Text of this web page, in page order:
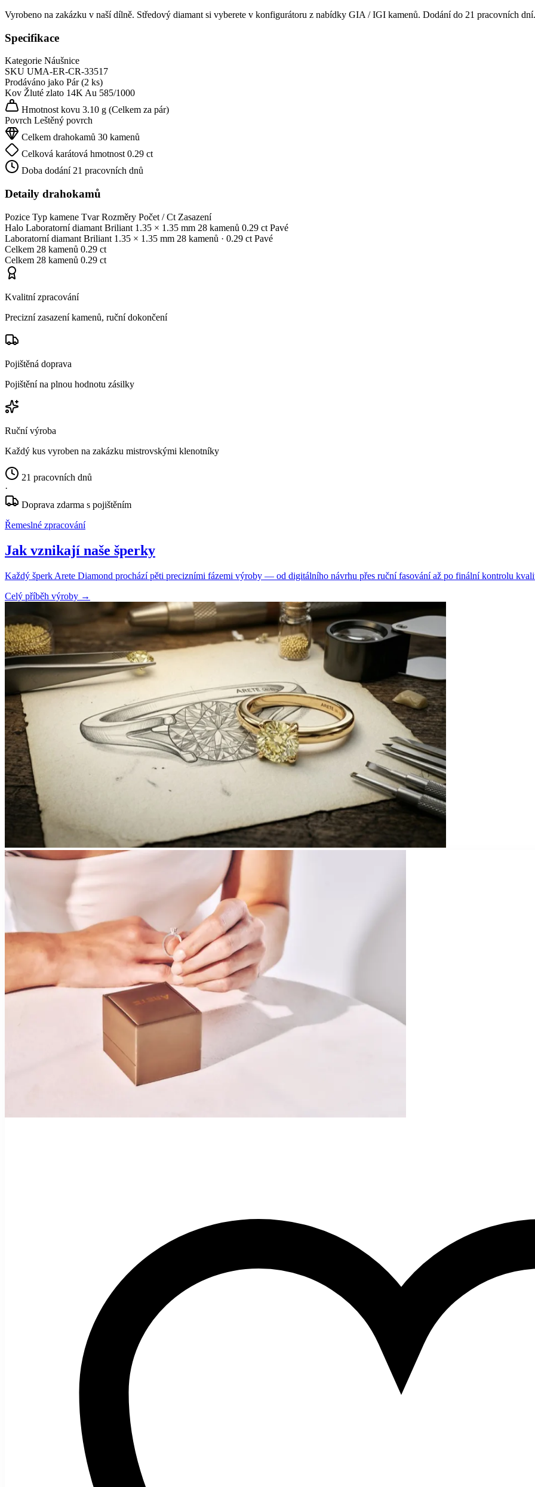
Vyrobeno na zakázku v naší dílně. Středový diamant si vyberete v konfigurátoru z nabídky GIA / IGI kamenů. Dodání do 21 pracovních dní.
Specifikace
Kategorie Náušnice
SKU UMA-ER-CR-33517
Prodáváno jako Pár (2 ks)
Kov Žluté zlato 14KAu 585/1000
Hmotnost kovu 3.10 g (Celkem za pár)
Povrch Leštěný povrch
Celkem drahokamů 30 kamenů
Celková karátová hmotnost 0.29 ct
Doba dodání 21 pracovních dnů
Detaily drahokamů
Pozice Typ kamene Tvar Rozměry Počet / Ct Zasazení
Halo Laboratorní diamant Briliant 1.35 × 1.35 mm 28 kamenů 0.29 ct Pavé
Laboratorní diamant Briliant 1.35 × 1.35 mm 28 kamenů · 0.29 ct Pavé
Celkem 28 kamenů 0.29 ct
Celkem 28 kamenů 0.29 ct
Kvalitní zpracování
Precizní zasazení kamenů, ruční dokončení
Pojištěná doprava
Pojištění na plnou hodnotu zásilky
Ruční výroba
Každý kus vyroben na zakázku mistrovskými klenotníky
21 pracovních dnů
·
Doprava zdarma s pojištěním
Řemeslné zpracování
Jak vznikají naše šperky
Každý šperk Arete Diamond prochází pěti precizními fázemi výroby — od digitálního návrhu přes ruční fasování až po finální kontrolu
Celý příběh výroby →